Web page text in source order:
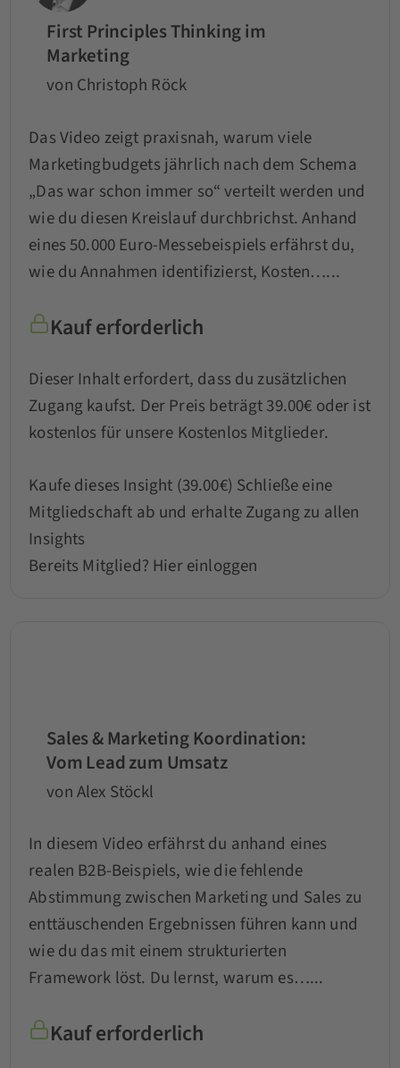
First Principles Thinking im
Marketing
von Christoph Röck
Das Video zeigt praxisnah, warum viele
Marketingbudgets jährlich nach dem Schema
„Das war schon immer so“ verteilt werden und
wie du diesen Kreislauf durchbrichst. Anhand
eines 50.000 Euro-Messebeispiels erfährst du,
wie du Annahmen identifizierst, Kosten…...
Kauf erforderlich
Dieser Inhalt erfordert, dass du zusätzlichen
Zugang kaufst. Der Preis beträgt 39.00€ oder ist
kostenlos für unsere Kostenlos Mitglieder.
Kaufe dieses Insight (39.00€) Schließe eine
Mitgliedschaft ab und erhalte Zugang zu allen
Insights
Bereits Mitglied? Hier einloggen
Sales & Marketing Koordination:
Vom Lead zum Umsatz
von Alex Stöckl
In diesem Video erfährst du anhand eines
realen B2B-Beispiels, wie die fehlende
Abstimmung zwischen Marketing und Sales zu
enttäuschenden Ergebnissen führen kann und
wie du das mit einem strukturierten
Framework löst. Du lernst, warum es…...
Kauf erforderlich